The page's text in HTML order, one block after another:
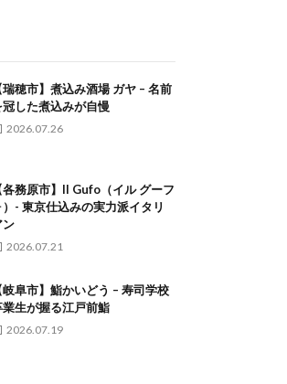
瑞穂市】煮込み酒場 ガヤ – 名前
冠した煮込みが自慢
2026.07.26
各務原市】Il Gufo（イル グーフ
）- 東京仕込みの実力派イタリ
ン
2026.07.21
岐阜市】鮨かいどう – 寿司学校
業生が握る江戸前鮨
2026.07.19